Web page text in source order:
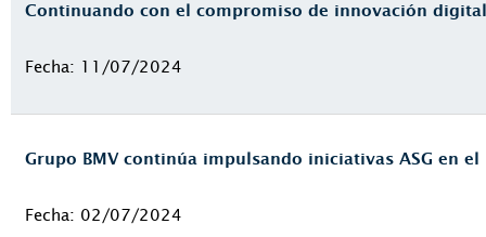
Continuando con el compromiso de innovación
Fecha: 11/07/2024
Grupo BMV continúa impulsando iniciativas ASG en
Fecha: 02/07/2024